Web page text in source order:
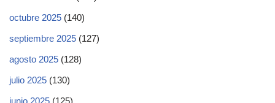
octubre 2025 (140)
septiembre 2025 (127)
agosto 2025 (128)
julio 2025 (130)